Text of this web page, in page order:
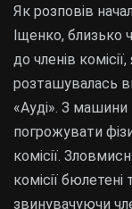
Як розповів
Іщенко, близько
до членів
розташувалась
«Ауді». З машини
погрожувати
комісії.
комісії
звинувачуючи